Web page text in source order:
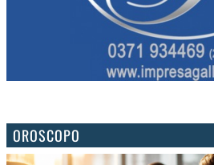
OROSCOPO